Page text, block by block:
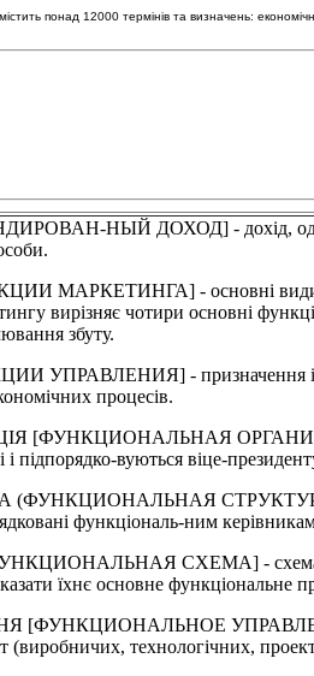
понад 12000 термінів та визначень:
НЫЙ ДОХОД] - дохід,
- основні види
вирізняє чотири основні
збуту.
- призначення і види
процесів.
ОРГАНИЗАЦИЯ] -
підпорядко-вуються віце-
СТРУКТУРА] -тип
функціональ-ним
СХЕМА] - схема систем,
їхнє основне функціональне
УПРАВЛЕНИЕ] -
(виробничих, технологічних,